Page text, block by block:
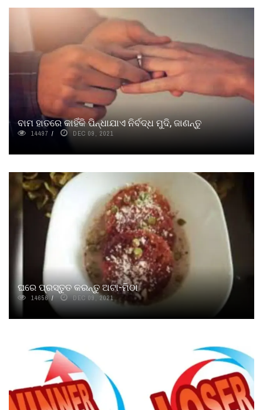
ବାମ ହାତରେ କାହିଁକି ପିନ୍ଧାଯାଏ ନିର୍ବଦ୍ଧ ମୁଦି, ଜାଣନ୍ତୁ
14497 DEC 09, 2021
ଘରେ ପ୍ରସ୍ତୁତ କରନ୍ତୁ ଅଟା-ମିଠା
14656 DEC 09, 2021